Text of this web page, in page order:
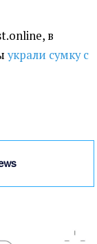
в
украли сумку с